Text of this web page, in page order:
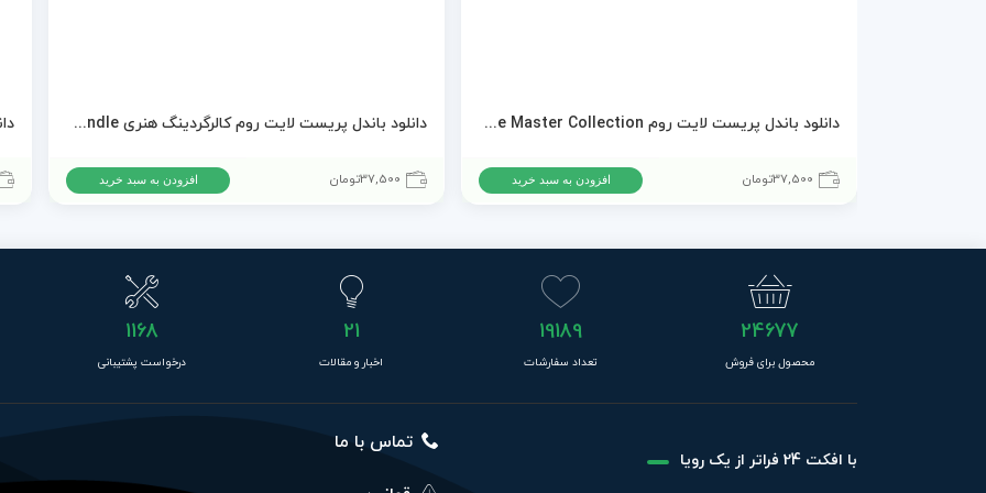
دانلود باندل پریست لایت روم WithLuke Presets – The Master Collection
37,500تومان افزودن به سبد خرید
دانلود باندل پریست لایت روم کالرگردینگ هنری Sascha Kraemer – OH YES Vol I + II + III Bundle
37,500تومان افزودن به سبد خرید
24677
محصول برای فروش
19189
تعداد سفارشات
21
اخبار و مقالات
1168
درخواست پشتیبانی
با افکت 24 فراتر از یک رویا
تماس با ما